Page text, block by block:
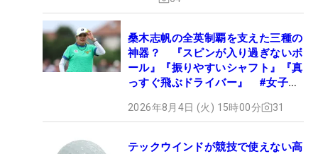
桑木志帆の全英制覇を支えた三種の
神器？ 『スピンが入り過ぎないボ
ール』『振りやすいシャフト』『真
っすぐ飛ぶドライバー』 #女子プ
2026年8月4日 (火) 15時00分 31
テックウインドが競技で使えない高